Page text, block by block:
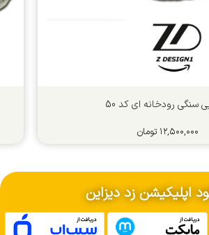
سنگی رودخانه ای کد 50
۱۲,۵۰۰,۰۰۰ تومان
اپلیکیشن زد دیزاین